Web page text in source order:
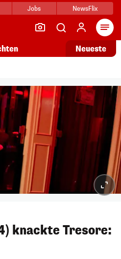
Jobs NewsFlix
Neueste
knackte Tresore: